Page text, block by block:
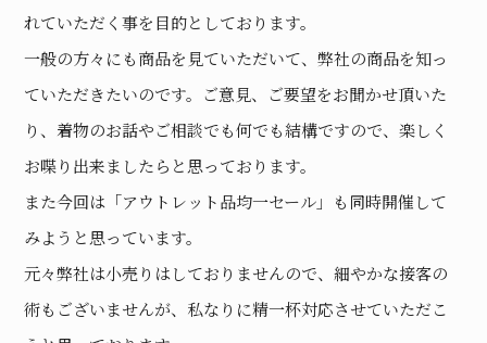
れていただく事を目的としております。
一般の方々にも商品を見ていただいて、弊社の商品を知っ
ていただきたいのです。ご意見、ご要望をお聞かせ頂いた
り、着物のお話やご相談でも何でも結構ですので、楽しく
お喋り出来ましたらと思っております。
また今回は「アウトレット品均一セール」も同時開催して
みようと思っています。
元々弊社は小売りはしておりませんので、細やかな接客の
術もございませんが、私なりに精一杯対応させていただこ